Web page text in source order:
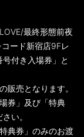
最終形態前夜
ード新宿店9Fレ
付き入場券」と
販売となります。
券」及び「特典
い。
典券」のみのお渡